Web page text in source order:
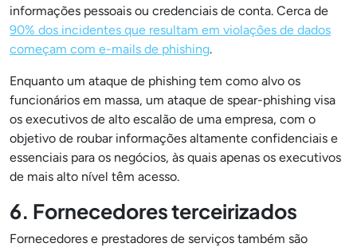
informações pessoais ou credenciais de conta. Cerca de
90% dos incidentes que resultam em violações de dados
começam com e-mails de phishing.
Enquanto um ataque de phishing tem como alvo os
funcionários em massa, um ataque de spear-phishing visa
os executivos de alto escalão de uma empresa, com o
objetivo de roubar informações altamente confidenciais e
essenciais para os negócios, às quais apenas os executivos
de mais alto nível têm acesso.
6. Fornecedores terceirizados
Fornecedores e prestadores de serviços também são